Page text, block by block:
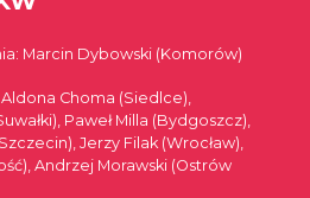
Marcin Dybowski (Komorów)
Choma (Siedlce),
Paweł Milla (Bydgoszcz),
Jerzy Filak (Wrocław),
Andrzej Morawski (Ostrów